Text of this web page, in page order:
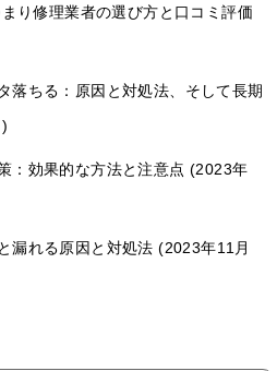
り修理業者の選び方と口コミ評価
落ちる：原因と対処法、そして長期
：効果的な方法と注意点
2023年
漏れる原因と対処法 2023年11月